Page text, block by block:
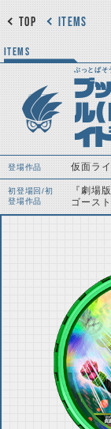
ITEMS
TOP
ITEMS
ぶっとばそ
ブ
ル
イ
登場作品 仮面ラ
初登場回/初
登場作品
『劇場
ゴース